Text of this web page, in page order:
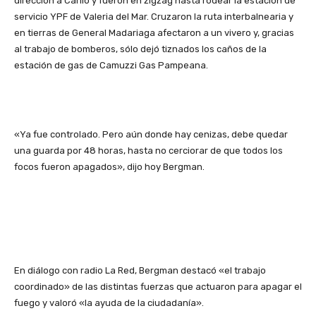
servicio YPF de Valeria del Mar. Cruzaron la ruta interbalnearia y
en tierras de General Madariaga afectaron a un vivero y, gracias
al trabajo de bomberos, sólo dejó tiznados los caños de la
estación de gas de Camuzzi Gas Pampeana.
«Ya fue controlado. Pero aún donde hay cenizas, debe quedar
una guarda por 48 horas, hasta no cerciorar de que todos los
focos fueron apagados», dijo hoy Bergman.
En diálogo con radio La Red, Bergman destacó «el trabajo
coordinado» de las distintas fuerzas que actuaron para apagar el
fuego y valoró «la ayuda de la ciudadanía».